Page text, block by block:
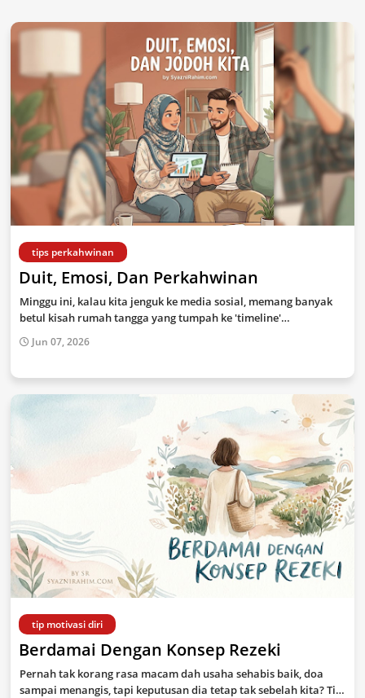
tips perkahwinan
Duit, Emosi, Dan Perkahwinan
Minggu ini, kalau kita jenguk ke media sosial, memang banyak
betul kisah rumah tangga yang tumpah ke 'timeline'…
Jun 07, 2026
tip motivasi diri
Berdamai Dengan Konsep Rezeki
Pernah tak korang rasa macam dah usaha sehabis baik, doa
sampai menangis, tapi keputusan dia tetap tak sebelah kita? Ti…